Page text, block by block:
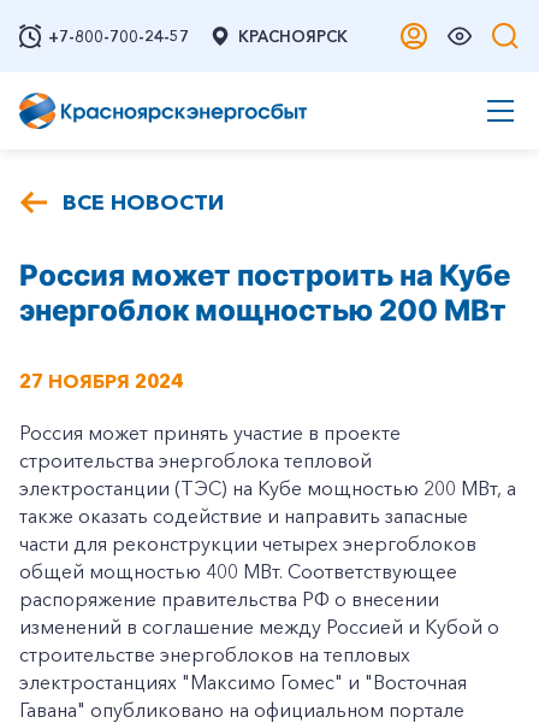
+7-800-700-24-57 КРАСНОЯРСК
ВСЕ НОВОСТИ
Россия может построить на Кубе
энергоблок мощностью 200 МВт
27 НОЯБРЯ 2024
Россия может принять участие в проекте
строительства энергоблока тепловой
электростанции (ТЭС) на Кубе мощностью 200 МВт, а
также оказать содействие и направить запасные
части для реконструкции четырех энергоблоков
общей мощностью 400 МВт. Соответствующее
распоряжение правительства РФ о внесении
изменений в соглашение между Россией и Кубой о
строительстве энергоблоков на тепловых
электростанциях "Максимо Гомес" и "Восточная
Гавана" опубликовано на официальном портале